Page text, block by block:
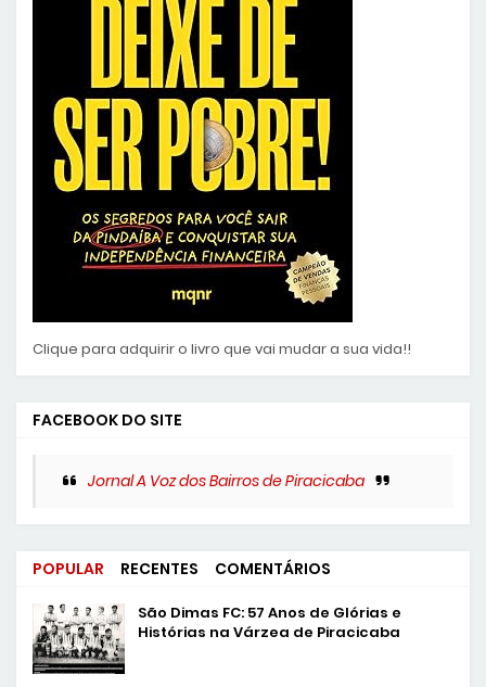
Clique para adquirir o livro que vai mudar a sua vida!!
FACEBOOK DO SITE
Jornal A Voz dos Bairros de Piracicaba
POPULAR RECENTES COMENTÁRIOS
São Dimas FC: 57 Anos de Glórias e
Histórias na Várzea de Piracicaba